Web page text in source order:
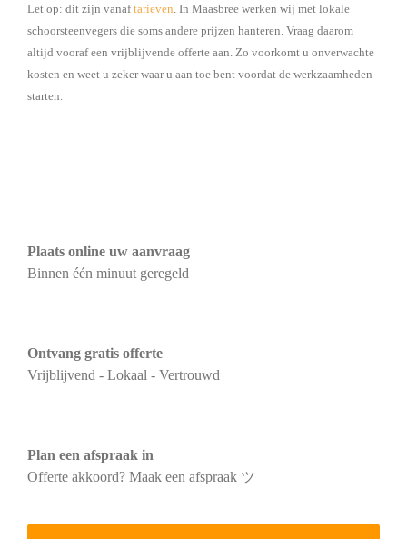
Let op: dit zijn vanaftarieven. In Maasbree werken wij met lokale
schoorsteenvegers die soms andere prijzen hanteren. Vraag daarom
altijd vooraf een vrijblijvende offerte aan. Zo voorkomt u onverwachte
kosten en weet u zeker waar u aan toe bent voordat de werkzaamheden
starten.
Plaats online uw aanvraag
Binnen één minuut geregeld
Ontvang gratis offerte
Vrijblijvend - Lokaal - Vertrouwd
Plan een afspraak in
Offerte akkoord? Maak een afspraak ツ